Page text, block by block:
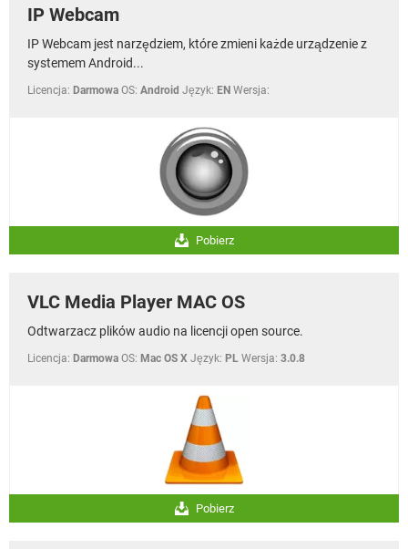
IP Webcam
IP Webcam jest narzędziem, które zmieni każde urządzenie z
systemem Android...
Licencja: Darmowa OS: Android Język: EN Wersja:
Pobierz
VLC Media Player MAC OS
Odtwarzacz plików audio na licencji open source.
Licencja: Darmowa OS: Mac OS X Język: PL Wersja: 3.0.8
Pobierz